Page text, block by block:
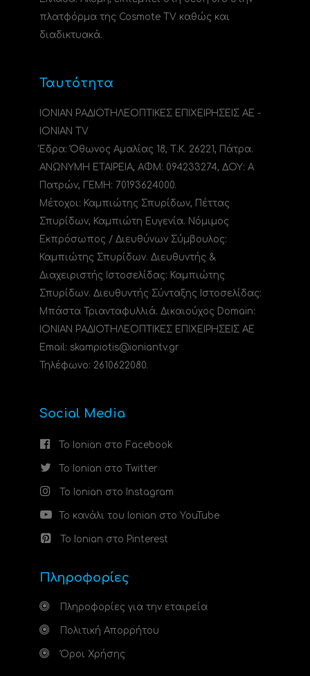
πλατφόρμα της Cosmote TV καθώς και
διαδικτυακά.
Ταυτότητα
ΙΟΝΙΑΝ ΡΑΔΙΟΤΗΛΕΟΠΤΙΚΕΣ ΕΠΙΧΕΙΡΗΣΕΙΣ ΑΕ -
IONIAN TV
Έδρα: Όθωνος Αμαλίας 18, Τ.Κ. 26221, Πάτρα.
ΑΝΩΝΥΜΗ ΕΤΑΙΡΕΙΑ, ΑΦΜ: 094233274, ΔΟΥ: A
Πατρών, ΓΕΜΗ: 70193624000.
Μέτοχοι: Καμπιώτης Σπυρίδων, Πέττας
Σπυρίδων, Καμπιώτη Ευγενία. Νόμιμος
Εκπρόσωπος / Διευθύνων Σύμβουλος:
Καμπιώτης Σπυρίδων. Διευθυντής &
Διαχειριστής Ιστοσελίδας: Καμπιώτης
Σπυρίδων. Διευθυντής Σύνταξης Ιστοσελίδας:
Μπάστα Τριανταφυλλιά. Δικαιούχος Domain:
ΙΟΝΙΑΝ ΡΑΔΙΟΤΗΛΕΟΠΤΙΚΕΣ ΕΠΙΧΕΙΡΗΣΕΙΣ ΑΕ
Email: skampiotis@ioniantv.gr
Τηλέφωνο: 2610622080.
Social Media
Το Ionian στο Facebook
Το Ionian στο Twitter
Το Ionian στο Instagram
Το κανάλι του Ionian στο YouTube
Το Ionian στο Pinterest
Πληροφορίες
Πληροφορίες για την εταιρεία
Πολιτική Απορρήτου
Όροι Χρήσης